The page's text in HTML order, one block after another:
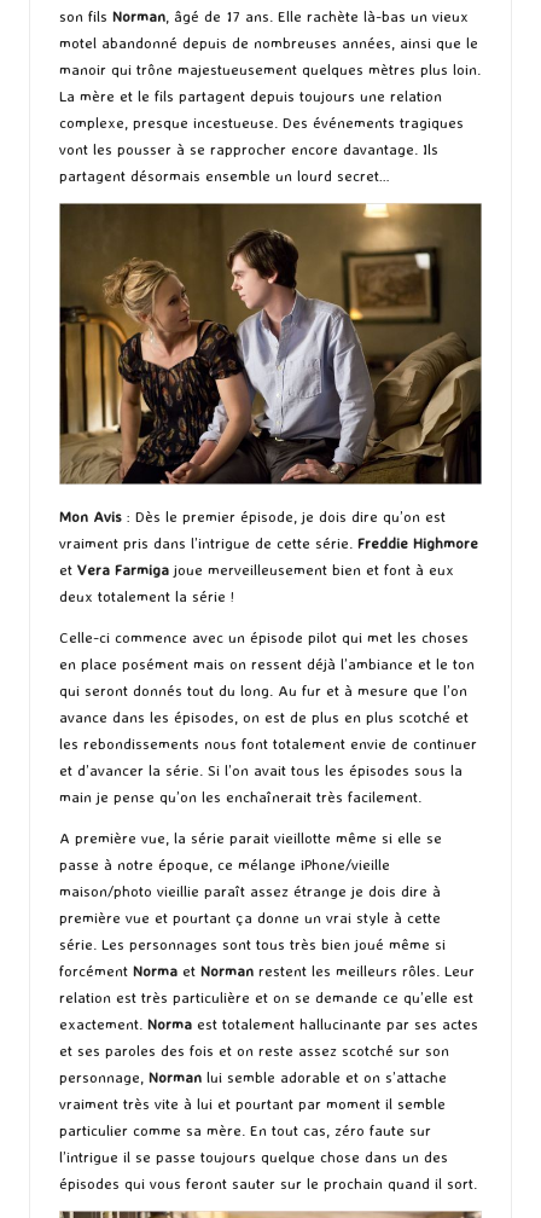
son fils Norman , âgé de 17 ans. Elle rachète là-bas un vieux
motel abandonné depuis de nombreuses années, ainsi que le
manoir qui trône majestueusement quelques mètres plus loin.
La mère et le fils partagent depuis toujours une relation
complexe, presque incestueuse. Des événements tragiques
vont les pousser à se rapprocher encore davantage. Ils
partagent désormais ensemble un lourd secret…
Mon Avis : Dès le premier épisode, je dois dire qu’on est
vraiment pris dans l’intrigue de cette série. Freddie Highmore
et Vera Farmiga joue merveilleusement bien et font à eux
deux totalement la série !
Celle-ci commence avec un épisode pilot qui met les choses
en place posément mais on ressent déjà l’ambiance et le ton
qui seront donnés tout du long. Au fur et à mesure que l’on
avance dans les épisodes, on est de plus en plus scotché et
les rebondissements nous font totalement envie de continuer
et d’avancer la série. Si l’on avait tous les épisodes sous la
main je pense qu’on les enchaînerait très facilement.
A première vue, la série parait vieillotte même si elle se
passe à notre époque, ce mélange iPhone/vieille
maison/photo vieillie paraît assez étrange je dois dire à
première vue et pourtant ça donne un vrai style à cette
série. Les personnages sont tous très bien joué même si
forcément Norma et Norman restent les meilleurs rôles. Leur
relation est très particulière et on se demande ce qu’elle est
exactement. Norma est totalement hallucinante par ses actes
et ses paroles des fois et on reste assez scotché sur son
personnage, Norman lui semble adorable et on s’attache
vraiment très vite à lui et pourtant par moment il semble
particulier comme sa mère. En tout cas, zéro faute sur
l’intrigue il se passe toujours quelque chose dans un des
épisodes qui vous feront sauter sur le prochain quand il sort.